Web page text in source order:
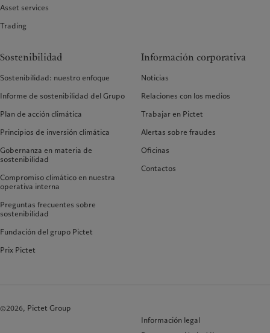
Asset services
Trading
Sostenibilidad
Sostenibilidad: nuestro enfoque
Informe de sostenibilidad del Grupo
Plan de acción climática
Principios de inversión climática
Gobernanza en materia de
sostenibilidad
Compromiso climático en nuestra
operativa interna
Preguntas frecuentes sobre
sostenibilidad
Fundación del grupo Pictet
Prix Pictet
Información corporativa
Noticias
Relaciones con los medios
Trabajar en Pictet
Alertas sobre fraudes
Oficinas
Contactos
©2026, Pictet Group
Información legal